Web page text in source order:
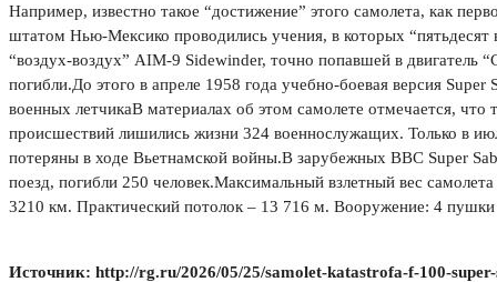
Например, известно такое “достижение” этого самолета, как
штатом Нью-Мексико проводились учения, в которых
“воздух-воздух” AIM-9 Sidewinder, точно попавшей в двигатель
погибли.До этого в апреле 1958 года учебно-боевая версия
военных летчикаВ материалах об этом самолете отмечается,
происшествий лишились жизни 324 военнослужащих. Только в
потеряны в ходе Вьетнамской войны.В зарубежных ВВС Super
поезд, погибли 250 человек.Максимальный взлетный вес
3210 км. Практический потолок – 13 716 м. Вооружение: 4
Источник: http://rg.ru/2026/05/25/samolet-katastrofa-f-100-